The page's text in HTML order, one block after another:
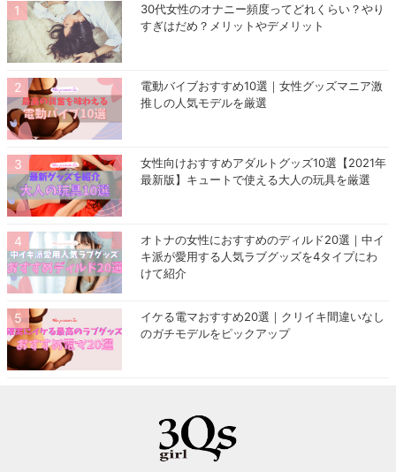
30代女性のオナニー頻度ってどれくらい？やり
すぎはだめ？メリットやデメリット
電動バイブおすすめ10選｜女性グッズマニア激
推しの人気モデルを厳選
女性向けおすすめアダルトグッズ10選【2021年
最新版】キュートで使える大人の玩具を厳選
オトナの女性におすすめのディルド20選｜中イ
キ派が愛用する人気ラブグッズを4タイプにわ
けて紹介
イケる電マおすすめ20選｜クリイキ間違いなし
のガチモデルをピックアップ